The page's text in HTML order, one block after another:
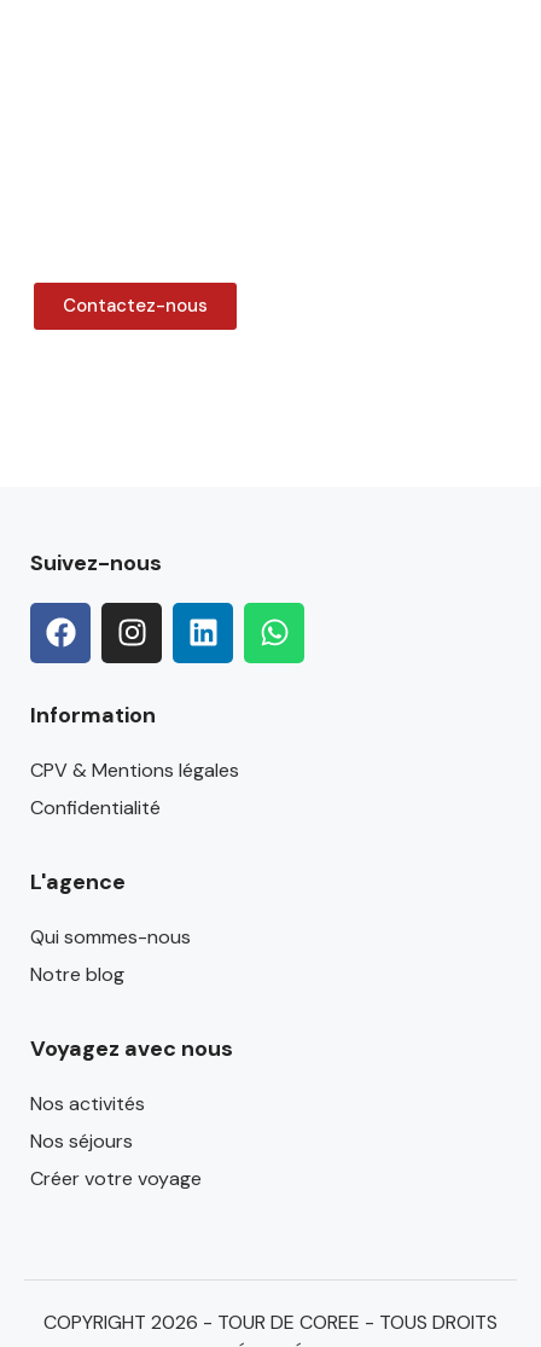
Contactez-nous
Suivez-nous
Information
CPV & Mentions légales
Confidentialité
L'agence
Qui sommes-nous
Notre blog
Voyagez avec nous
Nos activités
Nos séjours
Créer votre voyage
COPYRIGHT 2026 - TOUR DE COREE - TOUS DROITS